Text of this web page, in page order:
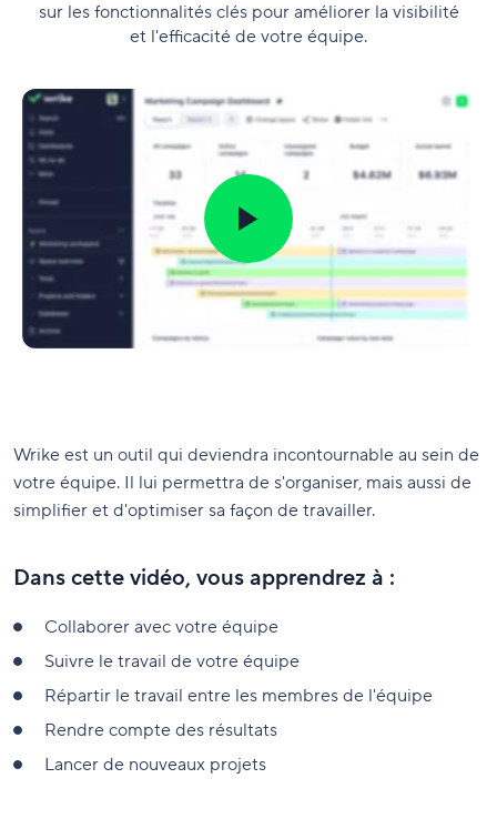
sur les fonctionnalités clés pour améliorer la visibilité
et l'efficacité de votre équipe.
Wrike est un outil qui deviendra incontournable au sein de
votre équipe. Il lui permettra de s'organiser, mais aussi de
simplifier et d'optimiser sa façon de travailler.
Dans cette vidéo, vous apprendrez à :
Collaborer avec votre équipe
Suivre le travail de votre équipe
Répartir le travail entre les membres de l'équipe
Rendre compte des résultats
Lancer de nouveaux projets